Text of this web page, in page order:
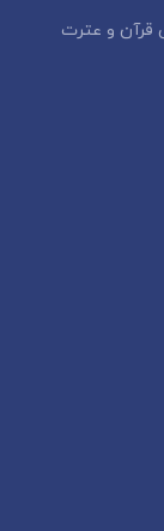
قرآن و عترت